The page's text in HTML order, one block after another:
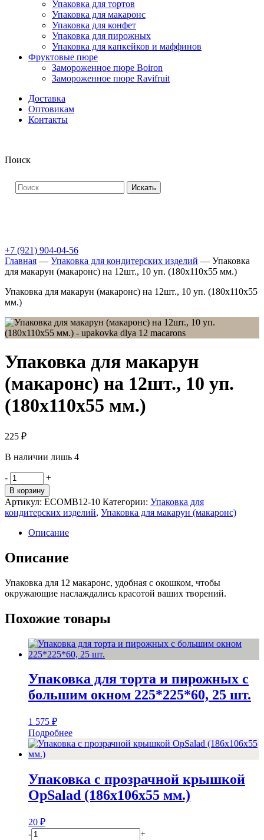
Упаковка для тортов
Упаковка для макаронс
Упаковка для конфет
Упаковка для пирожных
Упаковка для капкейков и маффинов
Фруктовые пюре
Замороженное пюре Boiron
Замороженное пюре Ravifruit
Доставка
Оптовикам
Контакты
Поиск
Искать
+7 (921) 904-04-56
Главная — Упаковка для кондитерских изделий — Упаковка
для макарун (макаронс) на 12шт., 10 уп. (180x110x55 мм.)
Упаковка для макарун (макаронс) на 12шт., 10 уп. (180x110x55
мм.)
Упаковка для макарун
(макаронс) на 12шт., 10 уп.
(180x110x55 мм.)
225 ₽
В наличии лишь 4
Количество
товара
Упаковка
для
макарун
(макаронс)
12шт.,
10
(180x110x55
мм.)
- +
В корзину
Артикул: ECOMB12-10 Категории: Упаковка для
кондитерских изделий, Упаковка для макарун (макаронс)
Описание
Описание
Упаковка для 12 макаронс, удобная с окошком, чтобы
окружающие наслаждались красотой ваших творений.
Похожие товары
Упаковка для торта и пирожных с
большим окном 225*225*60, 25 шт.
1 575 ₽
Подробнее
Упаковка с прозрачной крышкой
OpSalad (186х106х55 мм.)
20 ₽
-
+